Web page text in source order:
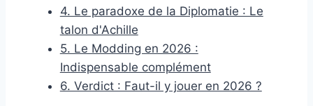
4. Le paradoxe de la Diplomatie : Le
talon d'Achille
5. Le Modding en 2026 :
Indispensable complément
6. Verdict : Faut-il y jouer en 2026 ?